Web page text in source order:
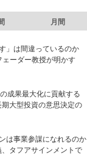
月間
」は間違っているのか
ーダー教授が明かす
成果最大化に貢献する
大型投資の意思決定の
は事業参謀になれるのか
タフアサインメントで